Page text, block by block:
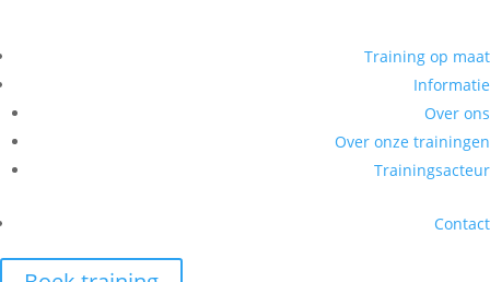
Training op maat
Informatie
Over ons
Over onze trainingen
Trainingsacteur
Contact